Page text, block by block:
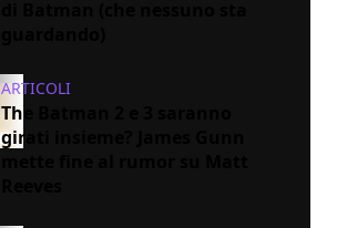
ARTICOLI
The Batman 2 e 3 saranno
girati insieme? James Gunn